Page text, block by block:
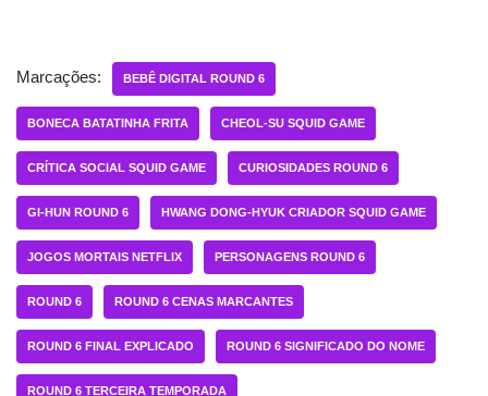
Marcações: BEBÊ DIGITAL ROUND 6
BONECA BATATINHA FRITA CHEOL-SU SQUID GAME
CRÍTICA SOCIAL SQUID GAME CURIOSIDADES ROUND 6
GI-HUN ROUND 6 HWANG DONG-HYUK CRIADOR SQUID GAME
JOGOS MORTAIS NETFLIX PERSONAGENS ROUND 6
ROUND 6 ROUND 6 CENAS MARCANTES
ROUND 6 FINAL EXPLICADO ROUND 6 SIGNIFICADO DO NOME
ROUND 6 TERCEIRA TEMPORADA